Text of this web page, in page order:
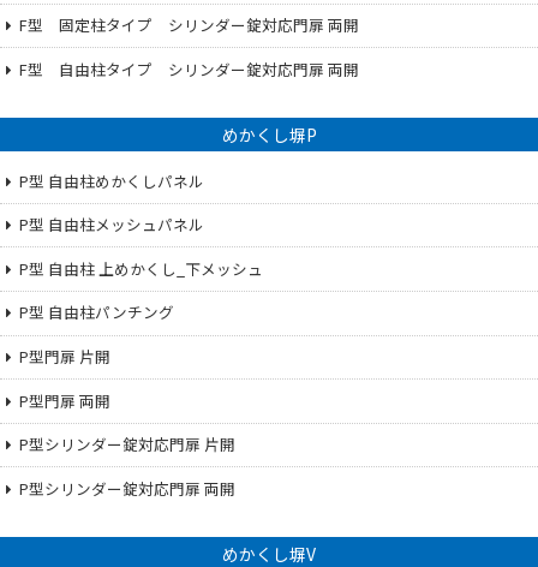
F型 固定柱タイプ シリンダー錠対応門扉 両開
F型 自由柱タイプ シリンダー錠対応門扉 両開
めかくし塀P
P型 自由柱めかくしパネル
P型 自由柱メッシュパネル
P型 自由柱 上めかくし_下メッシュ
P型 自由柱パンチング
P型門扉 片開
P型門扉 両開
P型シリンダー錠対応門扉 片開
P型シリンダー錠対応門扉 両開
めかくし塀V